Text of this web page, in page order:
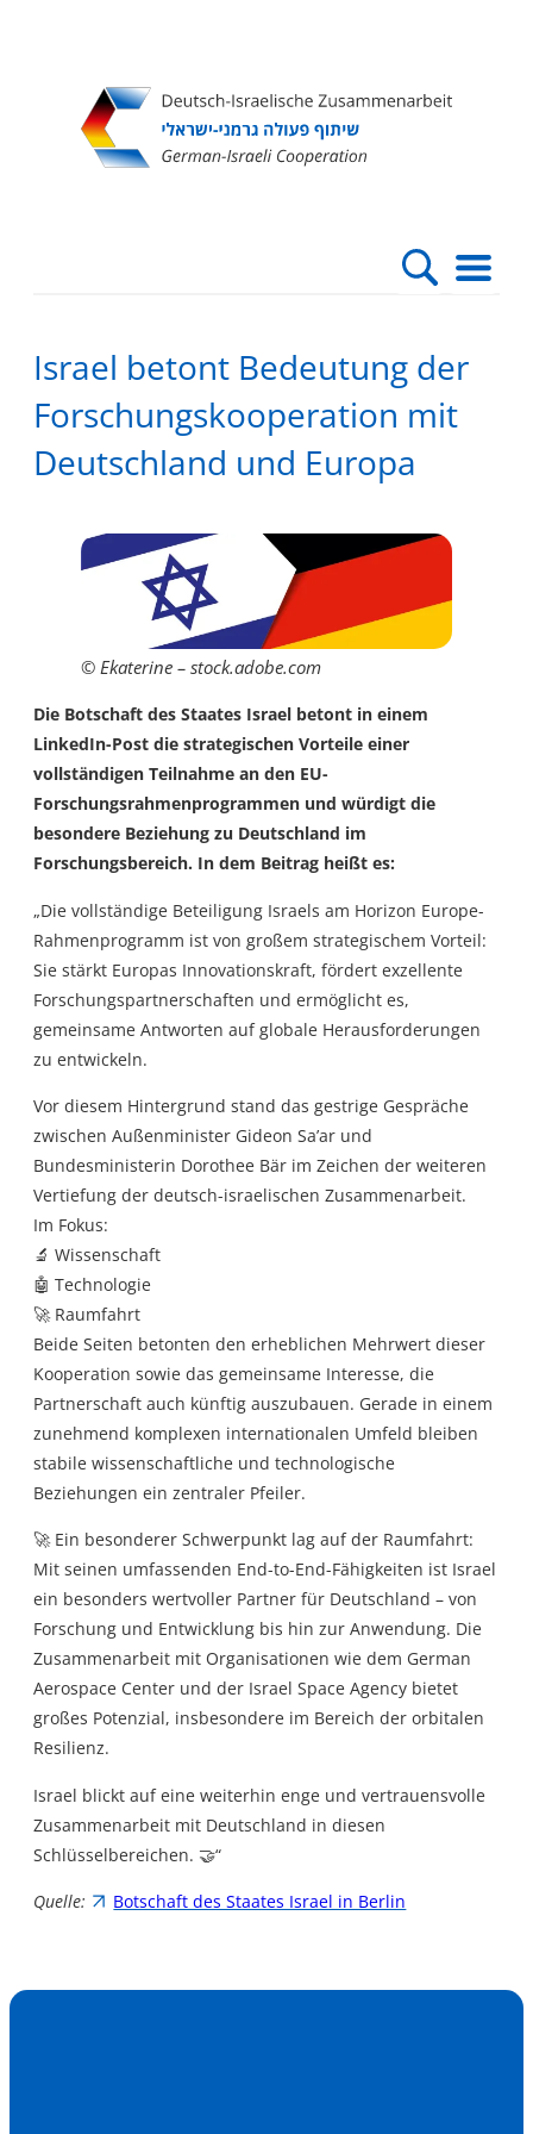
Hauptnavigation
Israel betont Bedeutung der
Forschungskooperation mit
Deutschland und Europa
© Ekaterine – stock.adobe.com
Die Botschaft des Staates Israel betont in einem
LinkedIn-Post die strategischen Vorteile einer
vollständigen Teilnahme an den EU-
Forschungsrahmenprogrammen und würdigt die
besondere Beziehung zu Deutschland im
Forschungsbereich. In dem Beitrag heißt es:
„Die vollständige Beteiligung Israels am Horizon Europe-
Rahmenprogramm ist von großem strategischem Vorteil:
Sie stärkt Europas Innovationskraft, fördert exzellente
Forschungspartnerschaften und ermöglicht es,
gemeinsame Antworten auf globale Herausforderungen
zu entwickeln.
Vor diesem Hintergrund stand das gestrige Gespräche
zwischen Außenminister Gideon Sa’ar und
Bundesministerin Dorothee Bär im Zeichen der weiteren
Vertiefung der deutsch-israelischen Zusammenarbeit.
Im Fokus:
🔬 Wissenschaft
🤖 Technologie
🚀 Raumfahrt
Beide Seiten betonten den erheblichen Mehrwert dieser
Kooperation sowie das gemeinsame Interesse, die
Partnerschaft auch künftig auszubauen. Gerade in einem
zunehmend komplexen internationalen Umfeld bleiben
stabile wissenschaftliche und technologische
Beziehungen ein zentraler Pfeiler.
🚀 Ein besonderer Schwerpunkt lag auf der Raumfahrt:
Mit seinen umfassenden End-to-End-Fähigkeiten ist Israel
ein besonders wertvoller Partner für Deutschland – von
Forschung und Entwicklung bis hin zur Anwendung. Die
Zusammenarbeit mit Organisationen wie dem German
Aerospace Center und der Israel Space Agency bietet
großes Potenzial, insbesondere im Bereich der orbitalen
Resilienz.
Israel blickt auf eine weiterhin enge und vertrauensvolle
Zusammenarbeit mit Deutschland in diesen
Schlüsselbereichen. 🤝“
Quelle: Botschaft des Staates Israel in Berlin